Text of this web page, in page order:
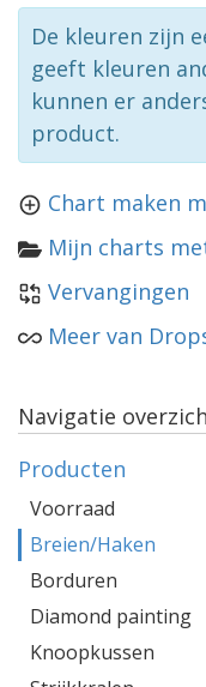
De kleuren zijn
geeft kleuren
kunnen er
product.
Chart maken
Mijn charts
Vervangingen
Meer van
Navigatie
Producten
Voorraad
Breien/Haken
Borduren
Diamond painting
Knoopkussen